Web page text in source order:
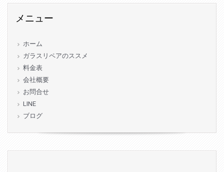
メニュー
ホーム
ガラスリペアのススメ
料金表
会社概要
お問合せ
LINE
ブログ